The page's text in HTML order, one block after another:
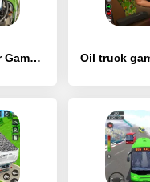
Farming Tractor Game Simulator - [MOD Бесконечные монеты]